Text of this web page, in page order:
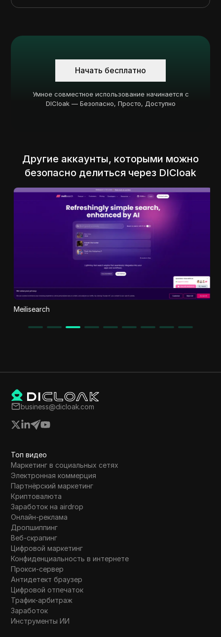
Начать бесплатно
Умное совместное использование начинается с
DICloak — Безопасно, Просто, Доступно
Другие аккаунты, которыми можно
безопасно делиться через DICloak
Meilisearch
business@dicloak.com
Топ видео
Маркетинг в социальных сетях
Электронная коммерция
Партнёрский маркетинг
Криптовалюта
Заработок на airdrop
Онлайн-реклама
Дропшиппинг
Веб-скрапинг
Цифровой маркетинг
Конфиденциальность в интернете
Прокси-сервер
Антидетект браузер
Цифровой отпечаток
Трафик-арбитраж
Заработок
Инструменты ИИ